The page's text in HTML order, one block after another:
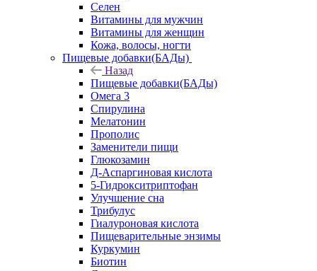
Селен
Витамины для мужчин
Витамины для женщин
Кожа, волосы, ногти
Пищевые добавки(БАДы)
Назад
Пищевые добавки(БАДы)
Омега 3
Спирулина
Мелатонин
Прополис
Заменители пищи
Глюкозамин
Д-Аспаргиновая кислота
5-Гидрокситриптофан
Улучшение сна
Трибулус
Гиалуроновая кислота
Пищеварительные энзимы
Куркумин
Биотин